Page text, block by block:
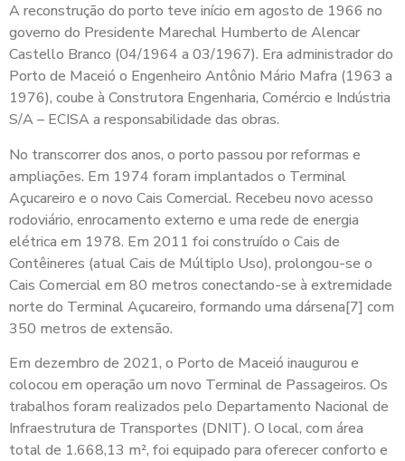
A reconstrução do porto teve início em agosto de 1966 no
governo do Presidente Marechal Humberto de Alencar
Castello Branco (04/1964 a 03/1967). Era administrador do
Porto de Maceió o Engenheiro Antônio Mário Mafra (1963 a
1976), coube à Construtora Engenharia, Comércio e Indústria
S/A – ECISA a responsabilidade das obras.
No transcorrer dos anos, o porto passou por reformas e
ampliações. Em 1974 foram implantados o Terminal
Açucareiro e o novo Cais Comercial. Recebeu novo acesso
rodoviário, enrocamento externo e uma rede de energia
elétrica em 1978. Em 2011 foi construído o Cais de
Contêineres (atual Cais de Múltiplo Uso), prolongou-se o
Cais Comercial em 80 metros conectando-se à extremidade
norte do Terminal Açucareiro, formando uma dársena[7] com
350 metros de extensão.
Em dezembro de 2021, o Porto de Maceió inaugurou e
colocou em operação um novo Terminal de Passageiros. Os
trabalhos foram realizados pelo Departamento Nacional de
Infraestrutura de Transportes (DNIT). O local, com área
total de 1.668,13 m², foi equipado para oferecer conforto e